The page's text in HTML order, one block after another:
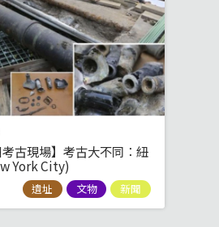
考古現場】考古大不同：紐
York City)
遺址 文物 新聞